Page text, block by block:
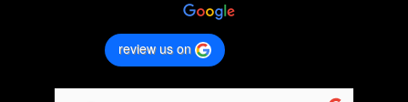
review us on